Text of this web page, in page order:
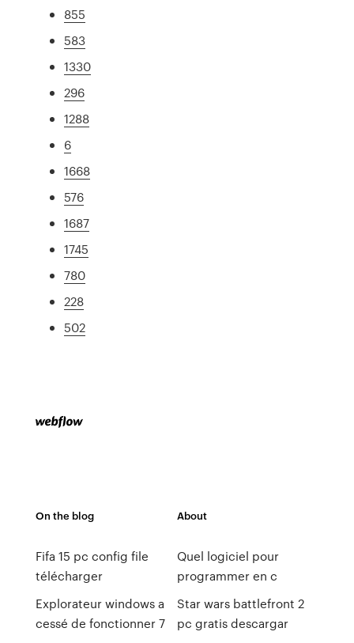
855
583
1330
296
1288
6
1668
576
1687
1745
780
228
502
On the blog
Fifa 15 pc config file
télécharger
Explorateur windows a
cessé de fonctionner 7
About
Quel logiciel pour
programmer en c
Star wars battlefront 2
pc gratis descargar